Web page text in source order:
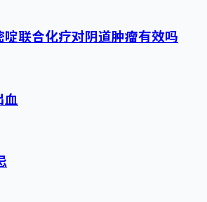
联合化疗对阴道肿瘤有效吗